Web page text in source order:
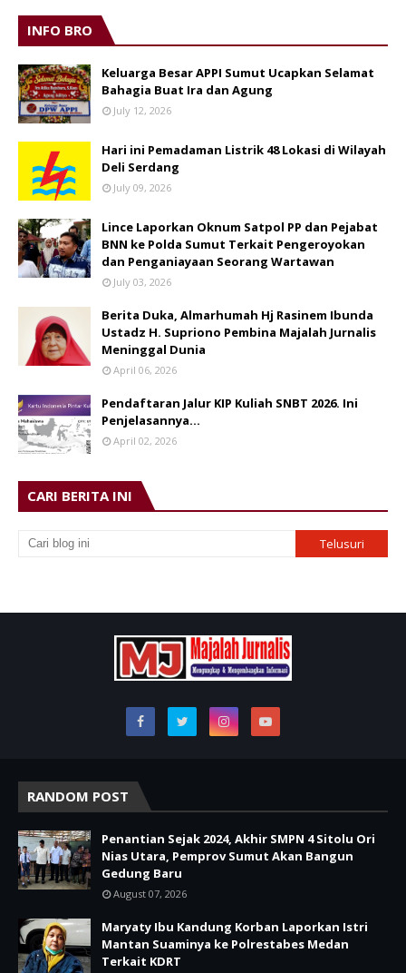
INFO BRO
Keluarga Besar APPI Sumut Ucapkan Selamat
Bahagia Buat Ira dan Agung
July 12, 2026
Hari ini Pemadaman Listrik 48 Lokasi di Wilayah
Deli Serdang
July 09, 2026
Lince Laporkan Oknum Satpol PP dan Pejabat
BNN ke Polda Sumut Terkait Pengeroyokan
dan Penganiayaan Seorang Wartawan
July 03, 2026
Berita Duka, Almarhumah Hj Rasinem Ibunda
Ustadz H. Supriono Pembina Majalah Jurnalis
Meninggal Dunia
April 06, 2026
Pendaftaran Jalur KIP Kuliah SNBT 2026. Ini
Penjelasannya…
April 02, 2026
CARI BERITA INI
RANDOM POST
Penantian Sejak 2024, Akhir SMPN 4 Sitolu Ori
Nias Utara, Pemprov Sumut Akan Bangun
Gedung Baru
August 07, 2026
Maryaty Ibu Kandung Korban Laporkan Istri
Mantan Suaminya ke Polrestabes Medan
Terkait KDRT